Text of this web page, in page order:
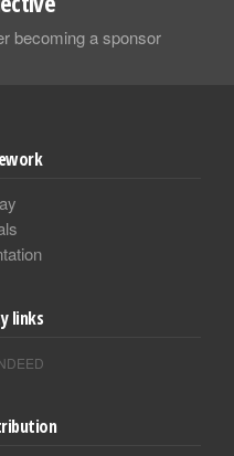
becoming a sponsor
links